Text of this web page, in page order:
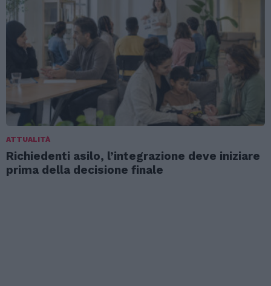
ATTUALITÀ
Richiedenti asilo, l’integrazione deve iniziare
prima della decisione finale